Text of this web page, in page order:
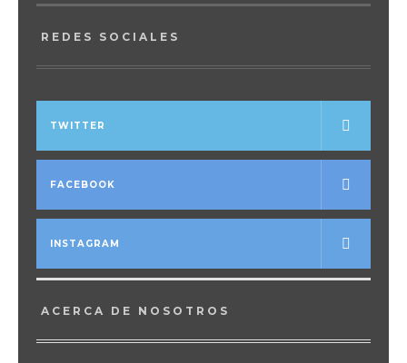
REDES SOCIALES
TWITTER
FACEBOOK
INSTAGRAM
ACERCA DE NOSOTROS